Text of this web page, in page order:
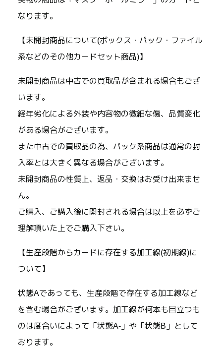
なります。
【未開封商品について(ボックス・パック・ファイル
系などのその他カードセット商品)】
未開封商品は中古での買取品が含まれる場合もござ
います。
経年劣化による外装や内容物の微細な傷、品質変化
がある場合がございます。
また中古での買取品の為、パック系商品は通常の封
入率とは大きく異なる場合がございます。
未開封商品の性質上、返品・交換はお受け出来ませ
ん。
ご購入、ご購入後に開封される場合は以上を必ずご
理解頂いた上でご購入下さい。
【生産段階からカードに存在する加工線(初期線)に
ついて】
状態Aであっても、生産段階で存在する加工線など
を含む場合がございます。加工線が何本も目立つも
のは度合いによって「状態A-」や「状態B」として
おります。